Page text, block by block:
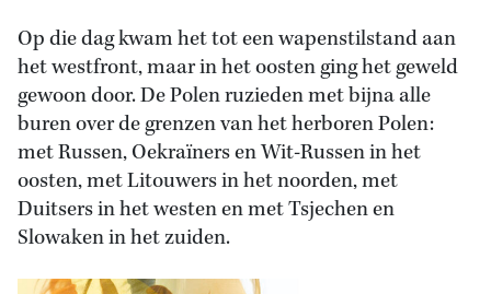
Op die dag kwam het tot een wapenstilstand aan
het westfront, maar in het oosten ging het geweld
gewoon door. De Polen ruzieden met bijna alle
buren over de grenzen van het herboren Polen:
met Russen, Oekraïners en Wit-Russen in het
oosten, met Litouwers in het noorden, met
Duitsers in het westen en met Tsjechen en
Slowaken in het zuiden.